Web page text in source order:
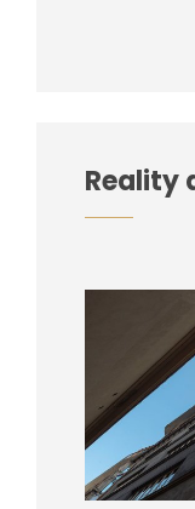
Reality